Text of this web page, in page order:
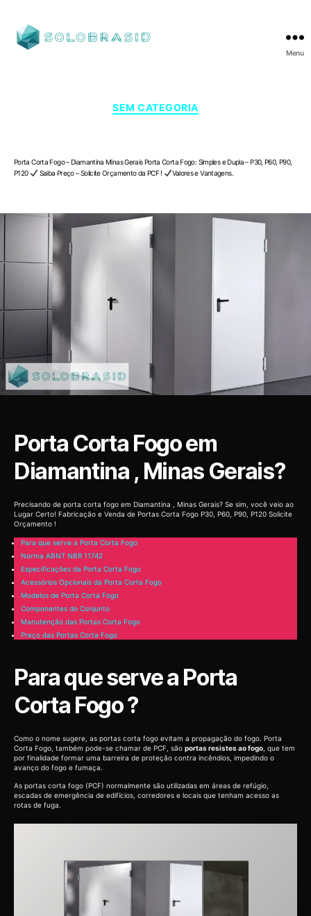
Menu
SEM CATEGORIA
Porta Corta Fogo – Diamantina Minas Gerais Porta Corta Fogo: Simples e Dupla – P30, P60, P90,
P120
Saiba Preço – Solicite Orçamento da PCF ! Valores e Vantagens.
Porta Corta Fogo em
Diamantina , Minas Gerais?
Precisando de porta corta fogo em Diamantina , Minas Gerais? Se sim, você veio ao
Lugar Certo! Fabricação e Venda de Portas Corta Fogo P30, P60, P90, P120 Solicite
Orçamento !
Para que serve a Porta Corta Fogo
Norma ABNT NBR 11742
Especificações da Porta Corta Fogo
Acessórios Opcionais da Porta Corta Fogo
Modelos de Porta Corta Fogo
Componentes do Conjunto
Manutenção das Portas Corta Fogo
Preço das Portas Corta Fogo
Para que serve a Porta
Corta Fogo ?
Como o nome sugere, as portas corta fogo evitam a propagação do fogo. Porta
Corta Fogo, também pode-se chamar de PCF, são portas resistes ao fogo , que tem
por finalidade formar uma barreira de proteção contra incêndios, impedindo o
avanço do fogo e fumaça.
As portas corta fogo (PCF) normalmente são utilizadas em áreas de refúgio,
escadas de emergência de edifícios, corredores e locais que tenham acesso as
rotas de fuga.